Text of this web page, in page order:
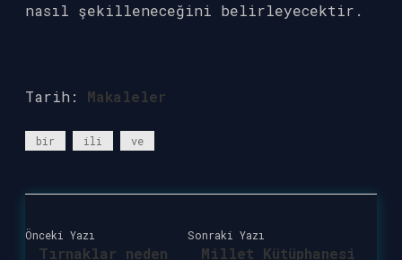
nasıl şekilleneceğini belirleyecektir.
Tarih: Makaleler
bir ili ve
Önceki Yazı
Tırnaklar neden
Sonraki Yazı
Millet Kütüphanesi